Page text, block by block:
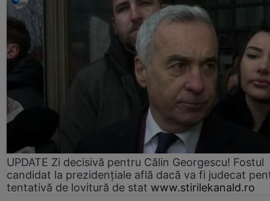
UPDATE Zi decisivă pentru Călin Georgescu! Fostul
candidat la prezidențiale află dacă va fi judecat
tentativă de lovitură de stat www.stirilekanald.ro